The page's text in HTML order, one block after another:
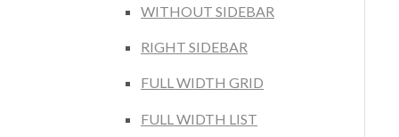
WITHOUT SIDEBAR
RIGHT SIDEBAR
FULL WIDTH GRID
FULL WIDTH LIST